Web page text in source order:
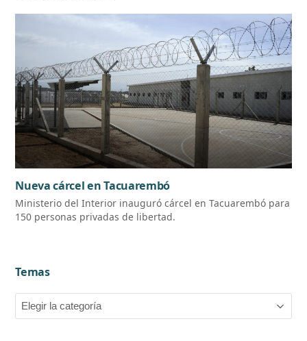
Nueva cárcel en Tacuarembó
Ministerio del Interior inauguró cárcel en Tacuarembó para
150 personas privadas de libertad.
Temas
Temas